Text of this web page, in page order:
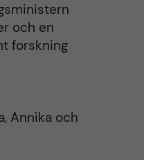
och en
forskning
Annika och